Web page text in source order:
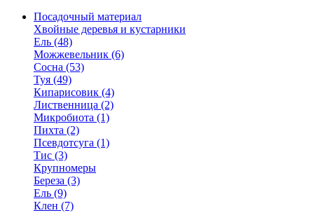
Посадочный материал
Хвойные деревья и кустарники
Ель (48)
Можжевельник (6)
Сосна (53)
Туя (49)
Кипарисовик (4)
Лиственница (2)
Микробиота (1)
Пихта (2)
Псевдотсуга (1)
Тис (3)
Крупномеры
Береза (3)
Ель (9)
Клен (7)